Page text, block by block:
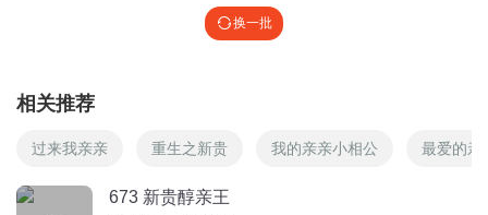
换一批
相关推荐
过来我亲亲 重生之新贵 我的亲亲小相公 最爱的亲
673 新贵醇亲王